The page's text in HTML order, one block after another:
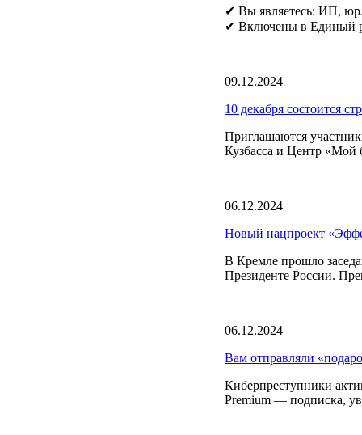
✔ Вы являетесь: ИП,
✔ Включены в Единый
09.12.2024
10 декабря состоится
Приглашаются
Кузбасса и Центр «Мой
06.12.2024
Новый нацпроект
В Кремле прошло
Президенте России.
06.12.2024
Вам отправляли
Киберпреступники
Premium — подписка,